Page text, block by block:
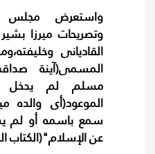
واستعرض مجلس
وتصريحات ميرزا
القاديانى
المسمى(آينة
مسلم لم يدخل
الموعود(أى والده
سمع باسمه أو لم
عن الإسلام"(الكتاب